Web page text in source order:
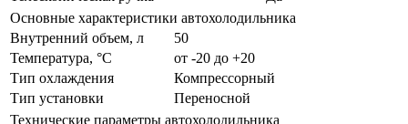
Основные характеристики автохолодильника
Внутренний объем, л
50
Температура, °C
от -20 до +20
Тип охлаждения
Компрессорный
Тип установки
Переносной
Технические параметры автохолодильника